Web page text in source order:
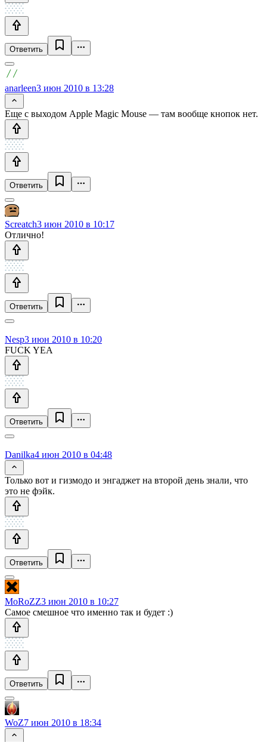
Ответить
anarleen3 июн 2010 в 13:28
Еще с выходом Apple Magic Mouse — там вообще кнопок нет.
Ответить
Screatch3 июн 2010 в 10:17
Отлично!
Ответить
Nesp3 июн 2010 в 10:20
FUCK YEA
Ответить
Danilka4 июн 2010 в 04:48
Только вот и гизмодо и энгаджет на второй день знали, что
это не фэйк.
Ответить
MoRoZZ3 июн 2010 в 10:27
Самое смешное что именно так и будет :)
Ответить
WoZ7 июн 2010 в 18:34